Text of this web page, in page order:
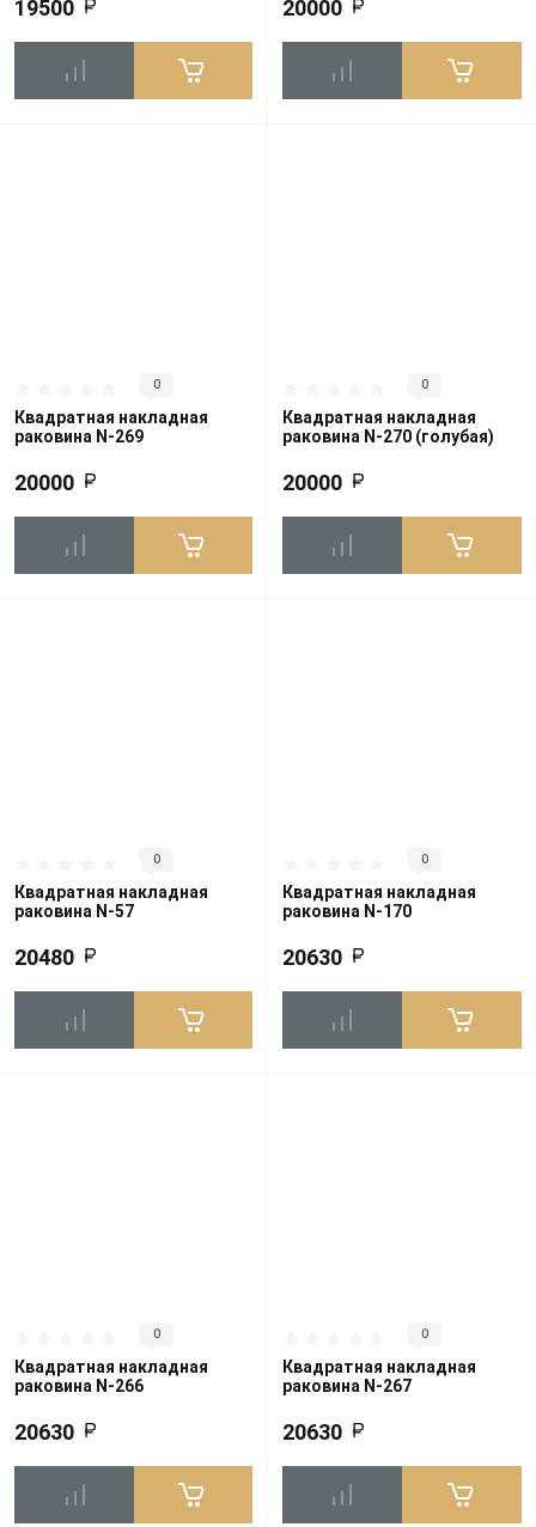
19500 20000
0
Квадратная накладная
раковина N-269
20000
0
Квадратная накладная
раковина N-270 (голубая)
20000
0
Квадратная накладная
раковина N-57
20480
0
Квадратная накладная
раковина N-170
20630
0
Квадратная накладная
раковина N-266
20630
0
Квадратная накладная
раковина N-267
20630